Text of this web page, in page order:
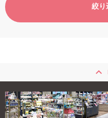
ログイン・新規会員登録
絞り
keyboard_arrow_up